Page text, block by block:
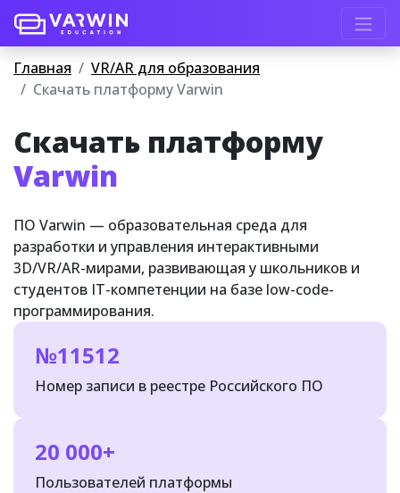
Главная
VR/AR для образования
Скачать платформу Varwin
Скачать платформу
Varwin
ПО Varwin — образовательная среда для
разработки и управления интерактивными
3D/VR/AR-мирами, развивающая у школьников и
студентов IT-компетенции на базе low-code-
программирования.
№11512
Номер записи в реестре Российского ПО
20 000+
Пользователей платформы